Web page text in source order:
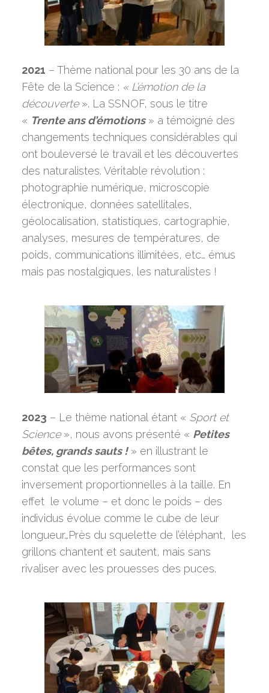
2021 – Thème national pour les 30 ans de la
Fête de la Science : « L’émotion de la
découverte». La SSNOF, sous le titre
« Trente ans d’émotions» a témoigné des
changements techniques considérables qui
ont bouleversé le travail et les découvertes
des naturalistes. Véritable révolution :
photographie numérique, microscopie
électronique, données satellitales,
géolocalisation, statistiques, cartographie,
analyses, mesures de températures, de
poids, communications illimitées, etc… émus
mais pas nostalgiques, les naturalistes !
2023 – Le thème national étant « Sport et
Science», nous avons présenté « Petites
bêtes, grands sauts !» en illustrant le
constat que les performances sont
inversement proportionnelles à la taille. En
effet le volume – et donc le poids – des
individus évolue comme le cube de leur
longueur…Près du squelette de l’éléphant, les
grillons chantent et sautent, mais sans
rivaliser avec les prouesses des puces.
Sections
Botanique
Ornithologie
Science de la Terre et
l’Univers
Toutes disciplines
Agenda
Publications
Contact